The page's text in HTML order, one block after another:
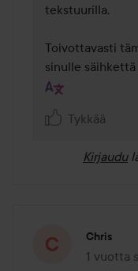
tekstuurilla.
Toivottavasti
Tykkää
Kirjaudu
Chris
1 vuotta
Viesti